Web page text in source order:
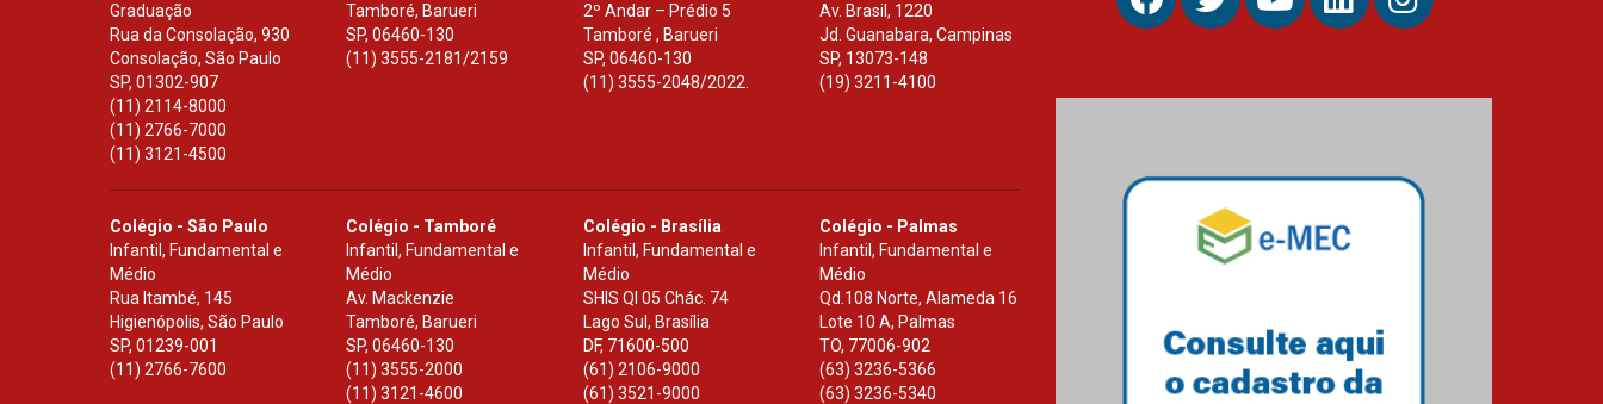
Graduação
Rua da Consolação, 930
Consolação, São Paulo
SP, 01302-907
(11) 2114-8000
(11) 2766-7000
(11) 3121-4500
Tamboré, Barueri
SP,06460-130
(11) 3555-2181/2159
2º Andar – Prédio 5
Tamboré , Barueri
SP, 06460-130
(11) 3555-2048/2022.
Av. Brasil, 1220
Jd. Guanabara, Campinas
SP, 13073-148
(19) 3211-4100
Colégio - São Paulo
Infantil, Fundamental e
Médio
Rua Itambé, 145
Higienópolis, São Paulo
SP, 01239-001
(11) 2766-7600
Colégio - Tamboré
Infantil, Fundamental e
Médio
Av. Mackenzie
Tamboré, Barueri
SP,06460-130
(11) 3555-2000
(11) 3121-4600
Colégio - Brasília
Infantil, Fundamental e
Médio
SHIS Ql 05 Chác. 74
Lago Sul, Brasília
DF, 71600-500
(61) 2106-9000
(61) 3521-9000
Colégio - Palmas
Infantil, Fundamental e
Médio
Qd.108 Norte, Alameda 16
Lote 10 A, Palmas
TO, 77006-902
(63) 3236-5366
(63) 3236-5340